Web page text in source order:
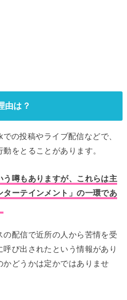
由は？
の投稿やライブ配信などで、
をとることがあります。
う噂もありますが、これらは主
ターテインメント」の一環であ
配信で近所の人から苦情を受
び出されたという情報があり
かどうかは定かではありませ